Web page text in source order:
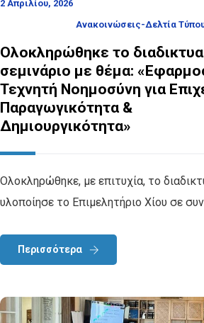
2 Απριλίου, 2026
Ανακοινώσεις-Δελτία
Ολοκληρώθηκε το
σεμινάριο με θέμα:
Τεχνητή Νοημοσύνη για
Παραγωγικότητα &
Δημιουργικότητα»
Ολοκληρώθηκε, με επιτυχία, το
υλοποίησε το Επιμελητήριο Χίου σε
Περισσότερα